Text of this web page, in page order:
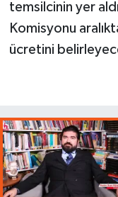
temsilcinin yer
Komisyonu
ücretini